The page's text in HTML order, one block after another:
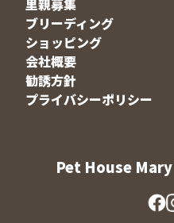
里親募集
ブリーディング
ショッピング
会社概要
勧誘方針
プライバシーポリシー
Pet House